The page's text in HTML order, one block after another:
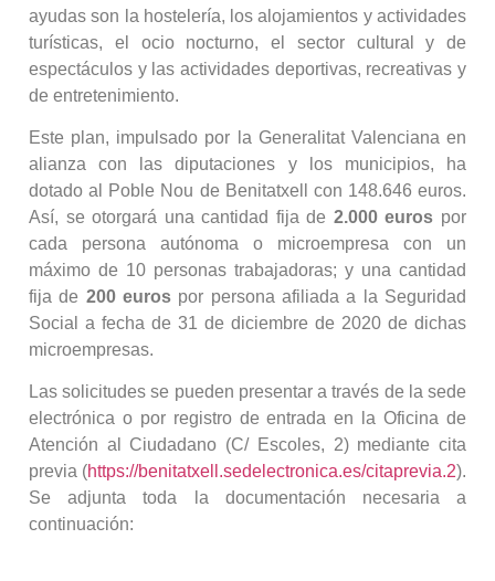
ayudas son la hostelería, los alojamientos y actividades
turísticas, el ocio nocturno, el sector cultural y de
espectáculos y las actividades deportivas, recreativas y
de entretenimiento.
Este plan, impulsado por la Generalitat Valenciana en
alianza con las diputaciones y los municipios, ha
dotado al Poble Nou de Benitatxell con 148.646 euros.
Así, se otorgará una cantidad fija de 2.000 euros por
cada persona autónoma o microempresa con un
máximo de 10 personas trabajadoras; y una cantidad
fija de 200 euros por persona afiliada a la Seguridad
Social a fecha de 31 de diciembre de 2020 de dichas
microempresas.
Las solicitudes se pueden presentar a través de la sede
electrónica o por registro de entrada en la Oficina de
Atención al Ciudadano (C/ Escoles, 2) mediante cita
previa (https://benitatxell.sedelectronica.es/citaprevia.2).
Se adjunta toda la documentación necesaria a
continuación: